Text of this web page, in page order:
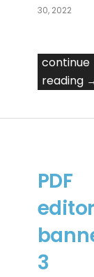
30, 2022
continue
reading
PDF
editor
3